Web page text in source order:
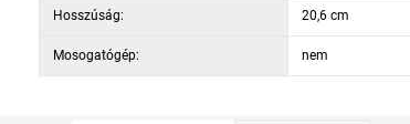
Hosszúság: 20,6 cm
Mosogatógép: nem